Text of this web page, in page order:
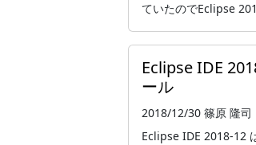
ていたのでEclipse
Eclipse IDE
ール
2018/12/30 篠原 隆司
Eclipse IDE 2018-12